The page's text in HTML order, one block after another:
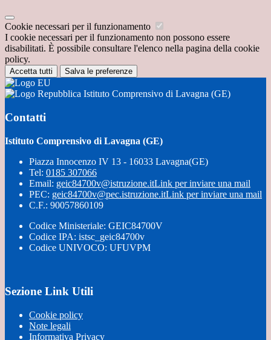
Cookie necessari per il funzionamento
I cookie necessari per il funzionamento non possono essere
disabilitati. È possibile consultare l'elenco nella pagina della cookie
policy.
Accetta tutti Salva le preferenze
Istituto Comprensivo di Lavagna (GE)
Contatti
Istituto Comprensivo di Lavagna (GE)
Piazza Innocenzo IV 13 - 16033 Lavagna(GE)
Tel: 0185 307066
Email: geic84700v@istruzione.itLink per inviare una mail
PEC: geic84700v@pec.istruzione.itLink per inviare una mail
C.F.: 90057860109
Codice Ministeriale: GEIC84700V
Codice IPA: istsc_geic84700v
Codice UNIVOCO: UFUVPM
Sezione Link Utili
Cookie policy
Note legali
Informativa Privacy